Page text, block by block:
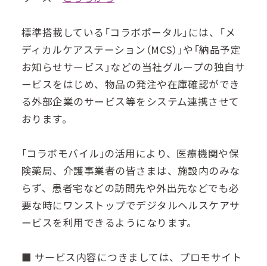
標準搭載している「コラボポータル」には、「メ
ディカルケアステーション（MCS）」や「納品予定
お知らせサービス」などの当社グループの独自サ
ービスをはじめ、物品の発注や在庫確認ができ
る外部企業のサービス等をシステム連携させて
おります。
｢コラボモバイル｣の活用により、医療機関や保
険薬局、介護事業者の皆さまは、施設内のみな
らず、患者宅などの訪問先や外出先などでも必
要な時にワンストップでデジタルヘルスケアサ
ービスを利用できるようになります。
■ サービス内容につきましては、プロモサイト